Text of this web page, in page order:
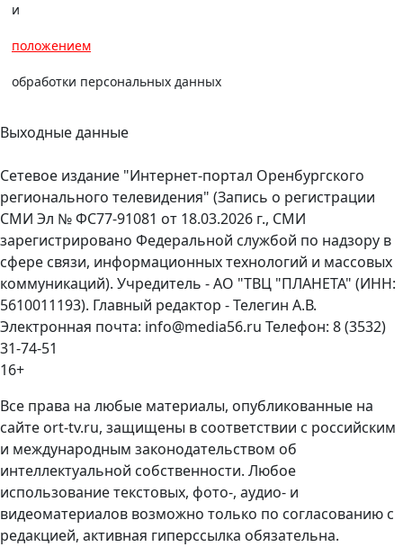
и
положением
обработки персональных данных
Выходные данные
Сетевое издание "Интернет-портал Оренбургского
регионального телевидения" (Запись о регистрации
СМИ Эл № ФС77-91081 от 18.03.2026 г., СМИ
зарегистрировано Федеральной службой по надзору в
сфере связи, информационных технологий и массовых
коммуникаций). Учредитель - АО "ТВЦ "ПЛАНЕТА" (ИНН:
5610011193). Главный редактор - Телегин А.В.
Электронная почта: info@media56.ru Телефон: 8 (3532)
31-74-51
16+
Все права на любые материалы, опубликованные на
сайте ort-tv.ru, защищены в соответствии с российским
и международным законодательством об
интеллектуальной собственности. Любое
использование текстовых, фото-, аудио- и
видеоматериалов возможно только по согласованию с
редакцией, активная гиперссылка обязательна.